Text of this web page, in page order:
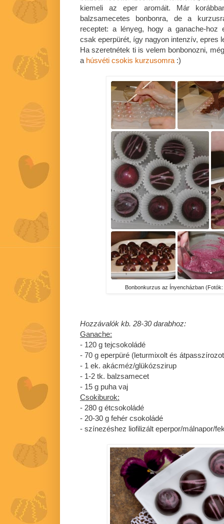
kiemeli az eper aromáit. Már
balzsamecetes bonbonra, de a
receptet: a lényeg, hogy a ganache-hoz
csak eperpürét, így nagyon intenzív, epres
Ha szeretnétek ti is velem bonbonozni,
a húsvéti csokis kurzusomra :)
Bonbonkurzus az Ínyencházban
Hozzávalók kb. 28-30 darabhoz:
Ganache:
- 120 g tejcsokoládé
- 70 g eperpüré (leturmixolt és
- 1 ek. akácméz/glükózszirup
- 1-2 tk. balzsamecet
- 15 g puha vaj
Csokiburok:
- 280 g étcsokoládé
- 20-30 g fehér csokoládé
- színezéshez liofilizált eperpor/málnapor/